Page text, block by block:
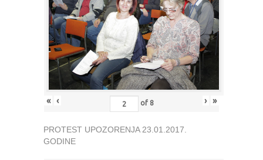
« ‹ of 8 › »
PROTEST UPOZORENJA 23.01.2017.
GODINE